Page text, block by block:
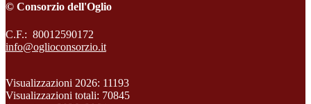
© Consorzio dell'Oglio
C.F.: 80012590172
info@oglioconsorzio.it
Visualizzazioni 2026: 11193
Visualizzazioni totali: 70845